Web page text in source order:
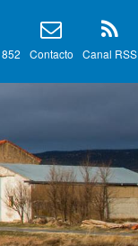
Canal RSS
Contacto